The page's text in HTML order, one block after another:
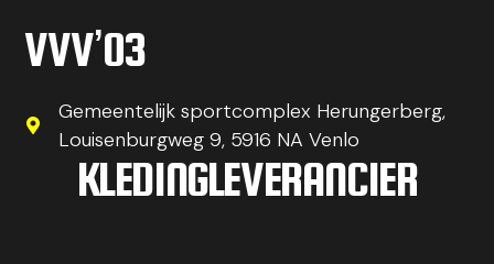
VVV’03
Gemeentelijk sportcomplex Herungerberg,
Louisenburgweg 9, 5916 NA Venlo
KLEDINGLEVERANCIER